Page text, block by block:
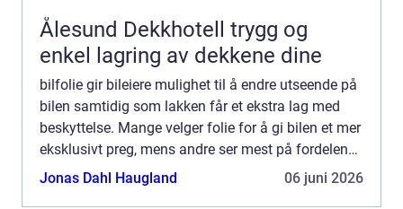
Ålesund Dekkhotell trygg og
enkel lagring av dekkene dine
bilfolie gir bileiere mulighet til å endre utseende på
bilen samtidig som lakken får et ekstra lag med
beskyttelse. Mange velger folie for å gi bilen et mer
eksklusivt preg, mens andre ser mest på fordelene
med økt holdbarhet og enklere vedlikehold. ...
Jonas Dahl Haugland 06 juni 2026